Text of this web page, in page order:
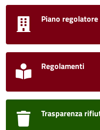
Piano regolatore
Regolamenti
Trasparenza